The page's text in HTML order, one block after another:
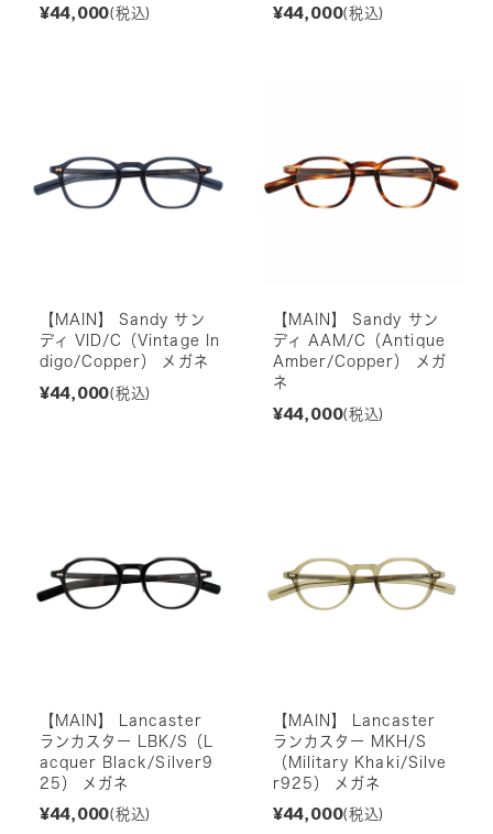
¥44,000(税込) ¥44,000(税込)
【MAIN】 Sandy サン
ディ VID/C（Vintage In
digo/Copper） メガネ
¥44,000(税込)
【MAIN】 Sandy サン
ディ AAM/C（Antique
Amber/Copper） メガ
ネ
¥44,000(税込)
【MAIN】 Lancaster
ランカスター LBK/S（L
acquer Black/Silver9
25） メガネ
¥44,000(税込)
【MAIN】 Lancaster
ランカスター MKH/S
（Military Khaki/Silve
r925） メガネ
¥44,000(税込)